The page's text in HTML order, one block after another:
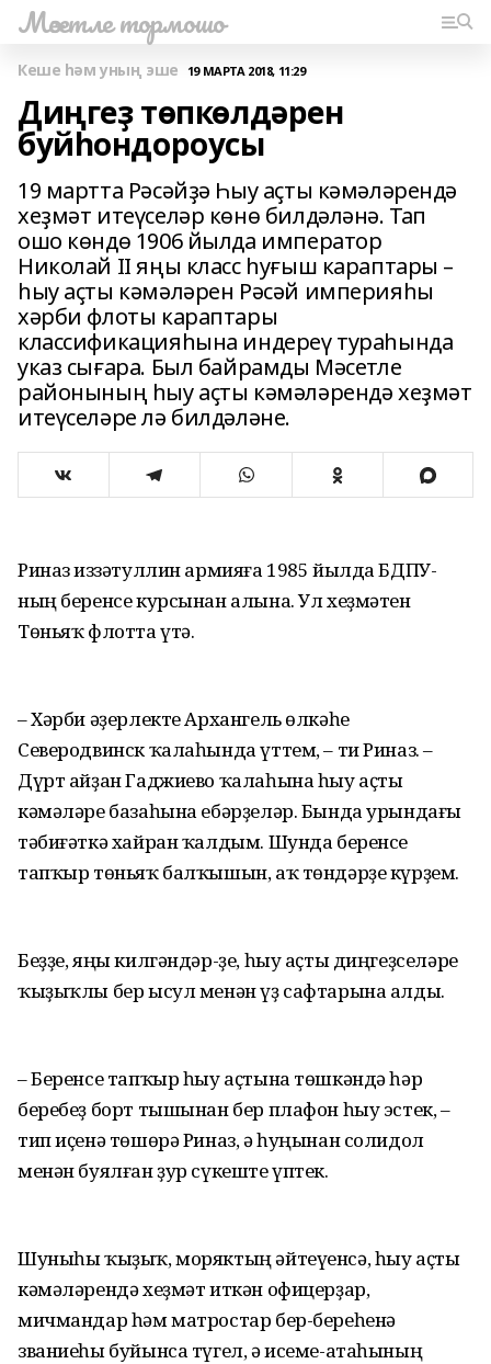
Мәсетле тормошо
Кеше һәм уның эше 19 МАРТА 2018, 11:29
Диңгеҙ төпкөлдәрен
буйһондороусы
19 мартта Рәсәйҙә Һыу аҫты кәмәләрендә
хеҙмәт итеүселәр көнө билдәләнә. Тап
ошо көндө 1906 йылда император
Николай II яңы класс һуғыш караптары –
һыу аҫты кәмәләрен Рәсәй империяһы
хәрби флоты караптары
классификацияһына индереү тураһында
указ сығара. Был байрамды Мәсетле
районының һыу аҫты кәмәләрендә хеҙмәт
итеүселәре лә билдәләне.
Риназ Ғиззәтуллин армияға 1985 йылда БДПУ-
ның беренсе курсынан алына. Ул хеҙмәтен
Төньяҡ флотта үтә.
– Хәрби әҙерлекте Архангель өлкәһе
Северодвинск ҡалаһында үттем, – ти Риназ. –
Дүрт айҙан Гаджиево ҡалаһына һыу аҫты
кәмәләре базаһына ебәрҙеләр. Бында урындағы
тәбиғәткә хайран ҡалдым. Шунда беренсе
тапҡыр төньяҡ балҡышын, аҡ төндәрҙе күрҙем.
Беҙҙе, яңы килгәндәр-ҙе, һыу аҫты диңгеҙселәре
ҡыҙыҡлы бер ысул менән үҙ сафтарына алды.
– Беренсе тапҡыр һыу аҫтына төшкәндә һәр
беребеҙ борт тышынан бер плафон һыу эстек, –
тип иҫенә төшөрә Риназ, ә һуңынан солидол
менән буялған ҙур сүкеште үптек.
Шуныһы ҡыҙыҡ, моряктың әйтеүенсә, һыу аҫты
кәмәләрендә хеҙмәт иткән офицерҙар,
мичмандар һәм матростар бер-береһенә
званиеһы буйынса түгел, ә исеме-атаһының